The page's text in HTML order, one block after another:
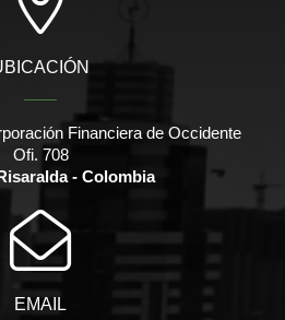
Financiera de Occidente
Ofi. 708
- Colombia
EMAIL